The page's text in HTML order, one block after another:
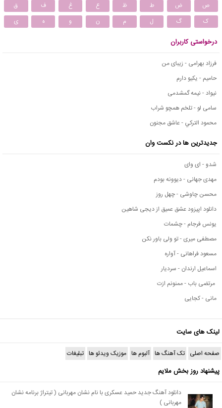
ص
ض ط ظ ع غ ف
ق
ک
گ ل م ن و ه ی
درخواستی کاربران
فرزاد بهرامی - زیبای من
حامیم - یکیو دارم
نیواد - نیمه گمشدمی
سامی لو - تلخم همچو شراب
محمود التركي - عاشق مجنون
جدیدترین ها در نکست وان
شدو - ای وای
مهدی جهانی - دیوونه بودم
محسن چاوشی - چهل روز
دانلود اپیزود عشق عمیق از دیجی شاهین
یونس فرجام - چشمات
مصطفی میری - تو ولی باور نکن
مسعود فراهانی - آواره
اسماعیل ارندان - سردیار
مرتضی باب - ممنونم ازت
مانی - کجایی
لینک های سایت
صفحه اصلی تک آهنگ ها آلبوم ها موزیک ویدئو ها تبلیغات
پیشنهاد روز بخش ملایم
دانلود آهنگ جدید حمید عسکری با نام نشان مهربانی ( تیتراژ برنامه نشان
مهربانی )